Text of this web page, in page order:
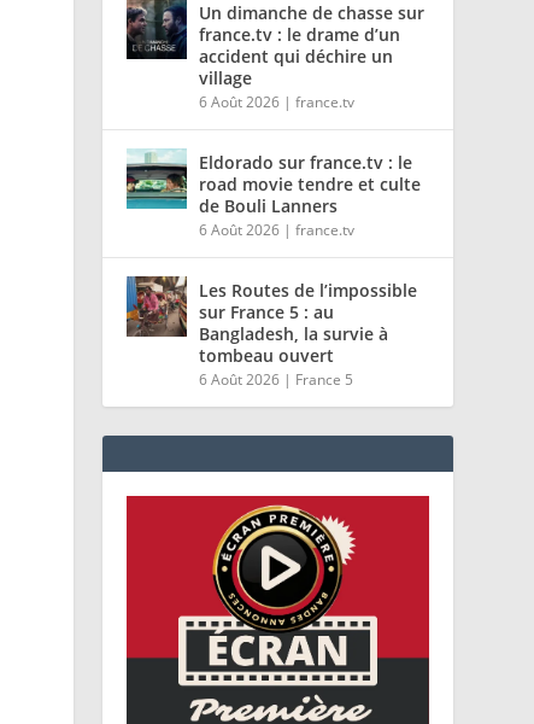
Un dimanche de chasse sur
france.tv : le drame d’un
accident qui déchire un
village
6 Août 2026 |france.tv
Eldorado sur france.tv : le
road movie tendre et culte
de Bouli Lanners
6 Août 2026 |france.tv
Les Routes de l’impossible
sur France 5 : au
Bangladesh, la survie à
tombeau ouvert
6 Août 2026 | France 5